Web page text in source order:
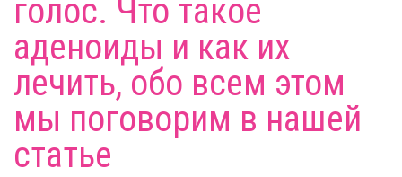
голос. Что такое
аденоиды и как их
лечить, обо всем этом
мы поговорим в нашей
статье